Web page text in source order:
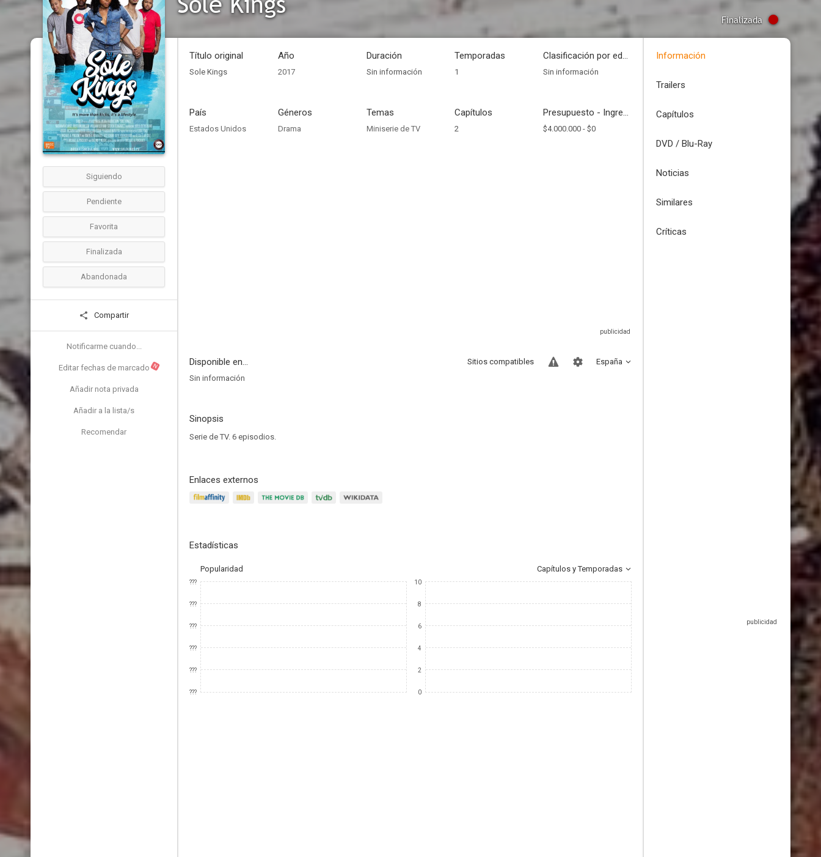
Finalizada
Siguiendo
Pendiente
Favorita
Finalizada
Abandonada
Compartir
Notificarme cuando...
Editar fechas de marcado N
Añadir nota privada
Añadir a la lista/s
Recomendar
Título original
Sole Kings
Año
2017
Duración
Sin información
Temporadas
1
Clasificación por edades
Sin información
País
Estados Unidos
Géneros
Drama
Temas
Miniserie de TV
Capítulos
2
Presupuesto - Ingresos
$4.000.000 -$0
Disponible en... España
Sitios compatibles
Sin información
Sinopsis
Serie de TV. 6 episodios.
Enlaces externos
Estadísticas
Popularidad Capítulos y Temporadas
???
???
???
???
???
???
10
8
6
4
2
0
Información
Trailers
Capítulos
DVD / Blu-Ray
Noticias
Similares
Críticas